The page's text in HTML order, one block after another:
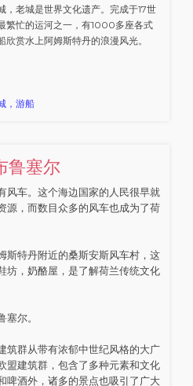
，老城是世界文化遗产。完成于17世
繁忙的运河之一，有1000多座各式
赏水上阿姆斯特丹的浪漫风光。
，游船
鲁塞尔
风车。这个海边国家的人民很早就
源，而数目众多的风车也成为了荷
斯特丹附近的桑斯安斯风车村，这
坊，奶酪屋，是了解荷兰传统文化
塞尔。
筑群从带有浓郁中世纪风格的大广
盟建筑群，包含了多种元素和文化
啤酒外，诸多的景点也吸引了广大